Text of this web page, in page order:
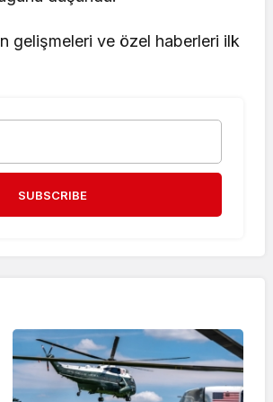
gelişmeleri ve özel haberleri ilk
SUBSCRIBE